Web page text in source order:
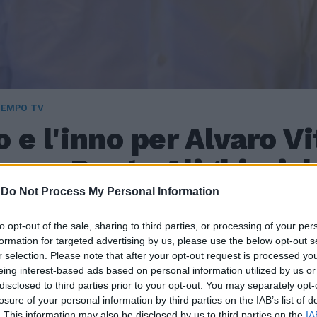
Do Not Process My Personal Information
opt-out of the sale, sharing to third parties, or processing of your
for targeted advertising by us, please use the below opt-out
selection. Please note that after your opt-out request is processed
interest-based ads based on personal information utilized by us
to third parties prior to your opt-out. You may separately
of your personal information by third parties on the IAB’s list of
This information may also be disclosed by us to third parties on the
TV
e l'inno per Alvaro
un Dante Alighieri,
meglio di quella di
morto Alvaro Vitali e il direttore de Il Tempo, Tommaso
inno: se ne è andato una specie di Dante Alighieri. La
e autentica di questa attuale schiava del